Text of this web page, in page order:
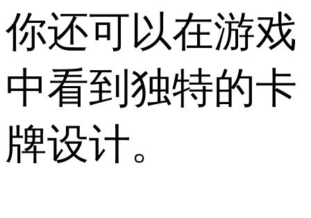
你还可以在游戏
中看到独特的卡
牌设计。